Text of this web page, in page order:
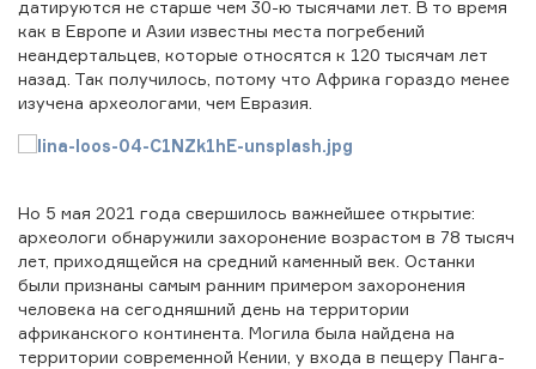
датируются не старше чем 30-ю тысячами лет. В то время
как в Европе и Азии известны места погребений
неандертальцев, которые относятся к 120 тысячам лет
назад. Так получилось, потому что Африка гораздо менее
изучена археологами, чем Евразия.
Но 5 мая 2021 года свершилось важнейшее открытие:
археологи обнаружили захоронение возрастом в 78 тысяч
лет, приходящейся на средний каменный век. Останки
были признаны самым ранним примером захоронения
человека на сегодняшний день на территории
африканского континента. Могила была найдена на
территории современной Кении, у входа в пещеру Панга-